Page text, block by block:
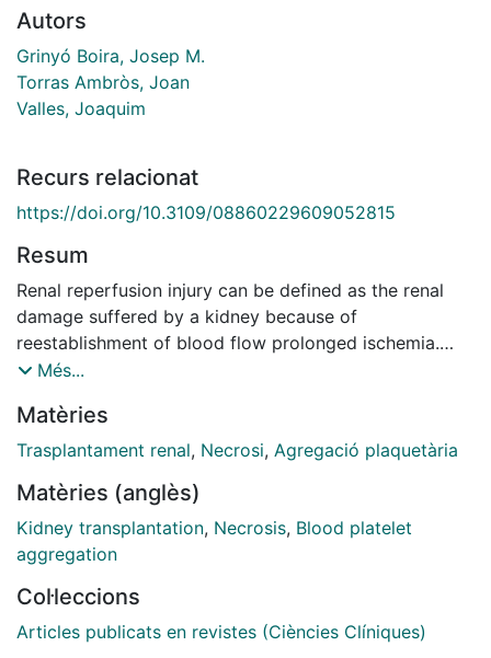
Autors
Grinyó Boira, Josep M.
Torras Ambròs, Joan
Valles, Joaquim
Recurs relacionat
https://doi.org/10.3109/08860229609052815
Resum
Renal reperfusion injury can be defined as the renal
damage suffered by a kidney because of
reestablishment of blood flow prolonged ischemia.
Increased permeability for calcium ions, subsequent
damage mediated by oxygen free radicals are
involved in this reperfusion injury. Inhibition of
superoxide radicals and platelet-activating factor
(PAF), is a possible way of protecting the injured
endothelium following blood reperfusion.
Més...
Matèries
Trasplantament renal, Necrosi, Agregació plaquetària
Matèries (anglès)
Kidney transplantation, Necrosis, Blood platelet
aggregation
Col·leccions
Articles publicats en revistes (Ciències Clíniques)